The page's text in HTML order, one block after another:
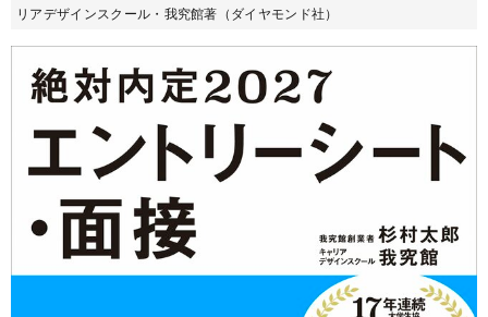
リアデザインスクール・我究館著（ダイヤモンド社）